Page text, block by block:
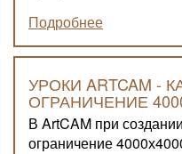
Подробнее
УРОКИ ARTCAM -
ОГРАНИЧЕНИЕ
В ArtCAM при
ограничение